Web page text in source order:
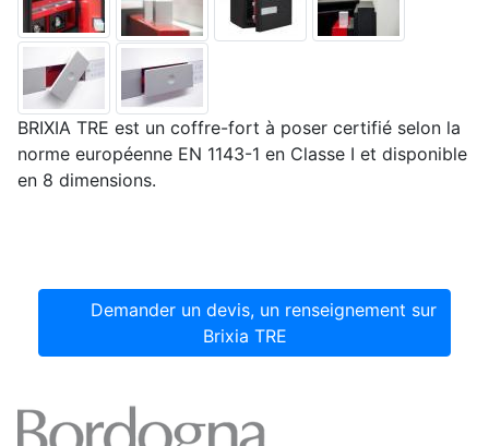
BRIXIA TRE est un coffre-fort à poser certifié selon la
norme européenne EN 1143-1 en Classe I et disponible
en 8 dimensions.
Demander un devis, un renseignement sur
Brixia TRE